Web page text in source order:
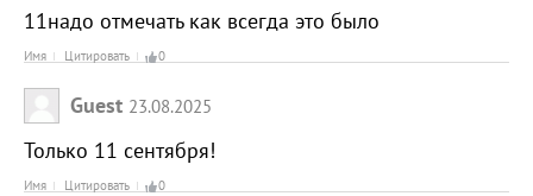
11надо отмечать как всегда это было
Имя Цитировать 0
Guest 23.08.2025
Только 11 сентября!
Имя Цитировать 0